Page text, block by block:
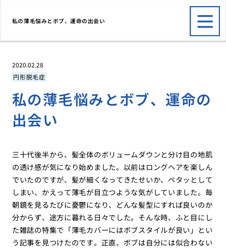
私の薄毛悩みとボブ、運命の出会い
2020.02.28
円形脱毛症
私の薄毛悩みとボブ、運命の
出会い
三十代後半から、髪全体のボリュームダウンと分け目の地肌
の透け感が気になり始めました。以前はロングヘアを楽しん
でいたのですが、髪が細くなってきたせいか、ペタッとして
しまい、かえって薄毛が目立つような気がしていました。毎
朝鏡を見るたびに憂鬱になり、どんな髪型にすれば良いのか
分からず、途方に暮れる日々でした。そんな時、ふと目にし
た雑誌の特集で「薄毛カバーにはボブスタイルが良い」とい
う記事を見つけたのです。正直、ボブは自分には似合わない